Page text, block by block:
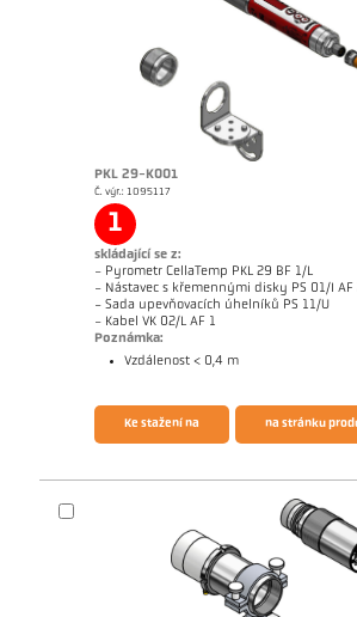
PKL 29-K001
Č. výr.: 1095117
1
skládající se z:
- Pyrometr CellaTemp PKL 29 BF 1/L
- Nástavec s křemennými disky PS 01/I AF
- Sada upevňovacích úhelníků PS 11/U
- Kabel VK 02/L AF 1
Poznámka:
Vzdálenost < 0,4 m
Brožura CellaTemp PK PKF PKL
Ke stažení na na stránku